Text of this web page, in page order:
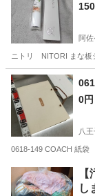
阿佐
ニトリ NITORI まな板
東京 杉並区
0円
八
0618-149 COACH 紙袋
東京 八王子市
し